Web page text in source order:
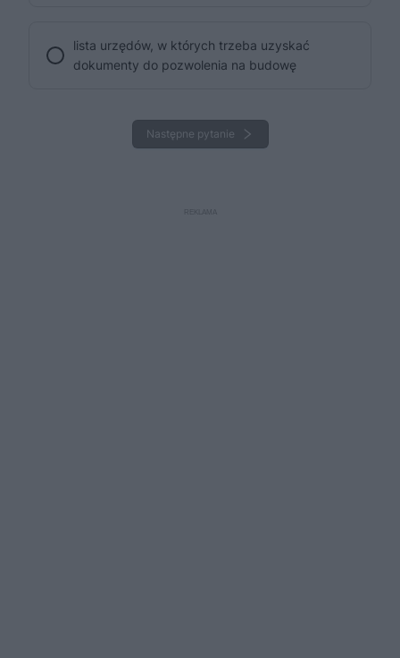
lista urzędów, w których trzeba uzyskać
dokumenty do pozwolenia na budowę
Następne pytanie